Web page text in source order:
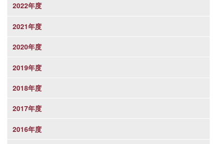
2022年度
2021年度
2020年度
2019年度
2018年度
2017年度
2016年度